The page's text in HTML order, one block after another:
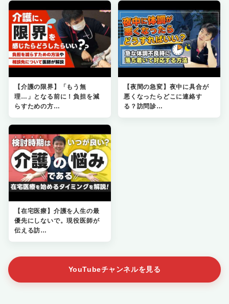
【介護の限界】「もう無
理…」となる前に！負担を減
らすための方…
【夜間の急変】夜中に具合が
悪くなったらどこに連絡す
る？訪問診…
【在宅医療】介護を人生の最
優先にしないで。現役医師が
伝える訪…
YouTubeチャンネルを見る